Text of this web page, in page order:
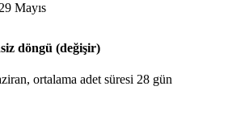
Mayıs
döngü (değişir)
ortalama adet süresi 28 gün